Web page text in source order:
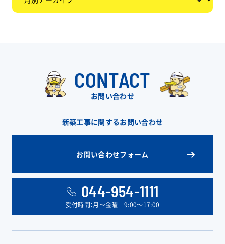
CONTACT
お問い合わせ
新築工事に関するお問い合わせ
お問い合わせフォーム
044-954-1111
受付時間：月〜金曜 9:00〜17:00